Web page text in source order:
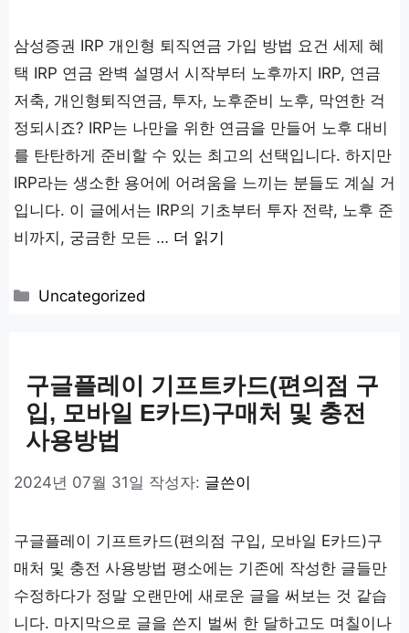
삼성증권 IRP 개인형 퇴직연금 가입 방법 요건 세제 혜
택 IRP 연금 완벽 설명서 시작부터 노후까지 IRP, 연금
저축, 개인형퇴직연금, 투자, 노후준비 노후, 막연한 걱
정되시죠? IRP는 나만을 위한 연금을 만들어 노후 대비
를 탄탄하게 준비할 수 있는 최고의 선택입니다. 하지만
IRP라는 생소한 용어에 어려움을 느끼는 분들도 계실 거
입니다. 이 글에서는 IRP의 기초부터 투자 전략, 노후 준
비까지, 궁금한 모든 … 더 읽기
카
Uncategorized
구글플레이 기프트카드(편의점 구
입, 모바일 E카드)구매처 및 충전
사용방법
2024년 07월 31일 작성자: 글쓴이
구글플레이 기프트카드(편의점 구입, 모바일 E카드)구
매처 및 충전 사용방법 평소에는 기존에 작성한 글들만
수정하다가 정말 오랜만에 새로운 글을 써보는 것 같습
니다. 마지막으로 글을 쓴지 벌써 한 달하고도 며칠이나